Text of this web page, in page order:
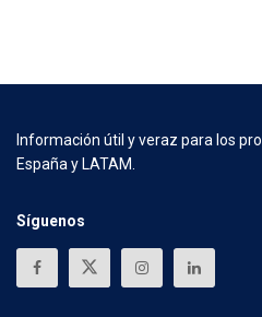
Información útil y veraz para los
España y LATAM.
Síguenos